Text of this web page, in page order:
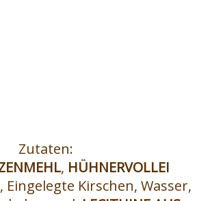
Zutaten:
, HÜHNERVOLLEI
, Eingelegte Kirschen, Wasser,